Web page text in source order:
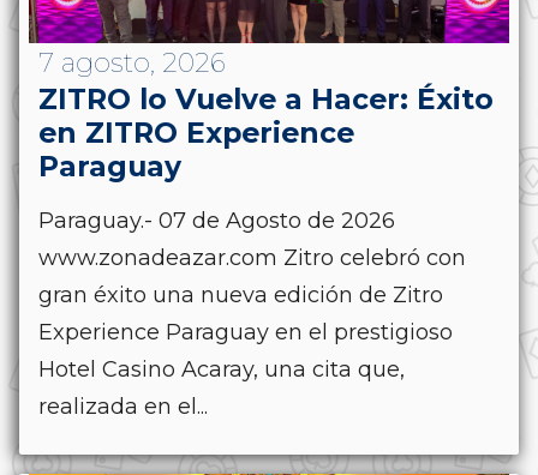
7 agosto, 2026
ZITRO lo Vuelve a Hacer: Éxito
en ZITRO Experience
Paraguay
Paraguay.- 07 de Agosto de 2026
www.zonadeazar.com Zitro celebró con
gran éxito una nueva edición de Zitro
Experience Paraguay en el prestigioso
Hotel Casino Acaray, una cita que,
realizada en el...